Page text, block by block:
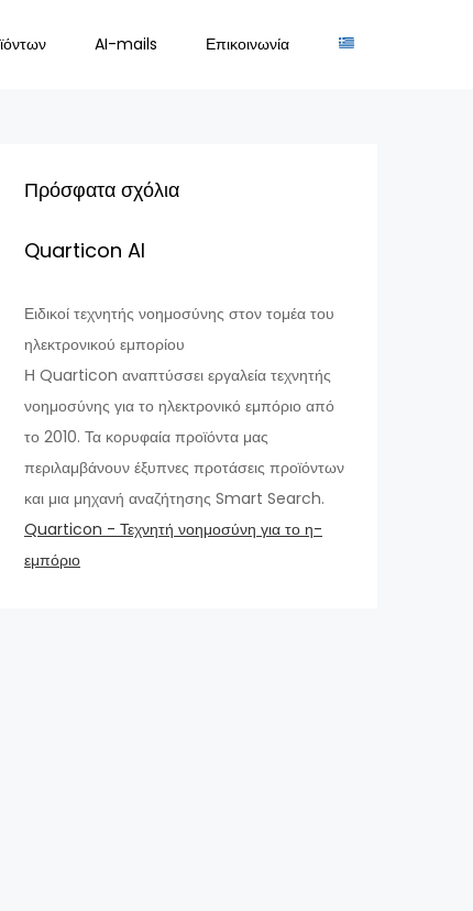
AI-mails Επικοινωνία
Πρόσφατα σχόλια
Quarticon AI
Ειδικοί τεχνητής νοημοσύνης στον τομέα του
ηλεκτρονικού εμπορίου
Η Quarticon αναπτύσσει εργαλεία τεχνητής
νοημοσύνης για το ηλεκτρονικό εμπόριο από
το 2010. Τα κορυφαία προϊόντα μας
περιλαμβάνουν έξυπνες προτάσεις προϊόντων
και μια μηχανή αναζήτησης Smart Search.
Quarticon - Τεχνητή νοημοσύνη για το η-
εμπόριο